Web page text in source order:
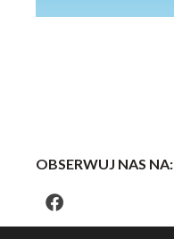
OBSERWUJ NAS NA: